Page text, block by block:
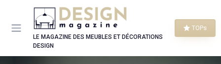
LE MAGAZINE DES MEUBLES ET DÉCORATIONS
DESIGN
TOPs
Panneau de gestion des cookies